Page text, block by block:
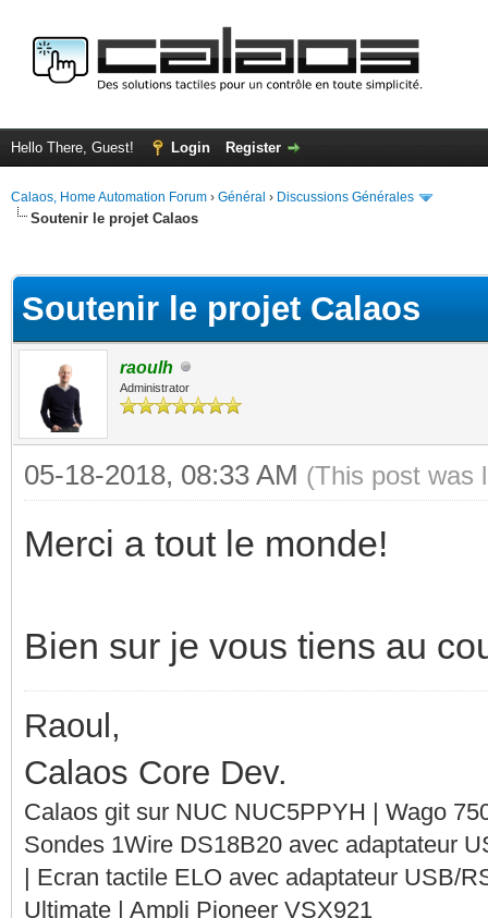
Hello There, Guest! Login Register
Calaos, Home Automation Forum › Général › Discussions Générales
Soutenir le projet Calaos
Soutenir le projet Calaos
raoulh
Administrator
05-18-2018, 08:33 AM (This post was
Merci a tout le monde!
Bien sur je vous tiens au
Raoul,
Calaos Core Dev.
Calaos git sur NUC NUC5PPYH | Wago
Sondes 1Wire DS18B20 avec adaptateur
| Ecran tactile ELO avec adaptateur USB/
Ultimate | Ampli Pioneer VSX921